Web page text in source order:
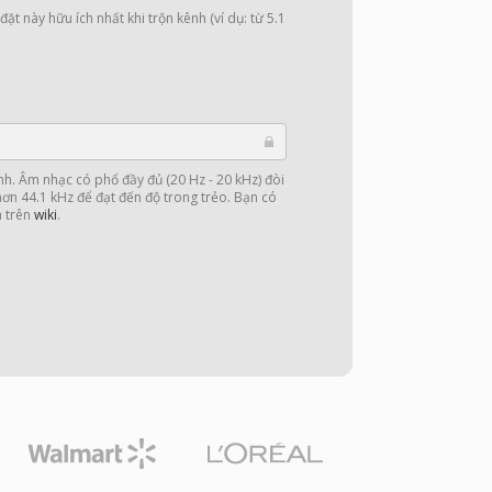
này hữu ích nhất khi trộn kênh (ví dụ: từ 5.1
Âm nhạc có phổ đầy đủ (20 Hz - 20 kHz) đòi
44.1 kHz để đạt đến độ trong trẻo. Bạn có
trên wiki.